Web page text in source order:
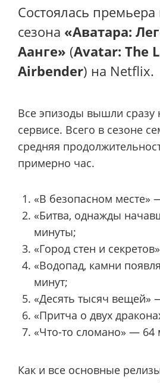
Состоялась премьера
сезона «Аватара:
Аанге» (Avatar: The
Airbender) на Netflix.
Все эпизоды вышли сразу
сервисе. Всего в сезоне
средняя
примерно час.
«В безопасном месте»
«Битва, однажды
минуты;
«Город стен и
«Водопад, камни
минут;
«Десять тысяч вещей»
«Притча о двух
«Что-то сломано» — 64
Как и все основные